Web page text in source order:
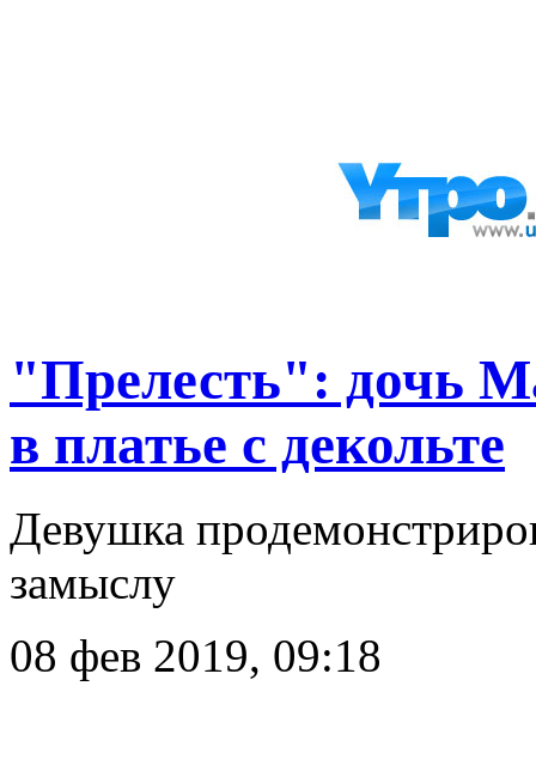
"Прелесть": дочь
в платье с декольте
Девушка
замыслу
08 фев 2019, 09:18